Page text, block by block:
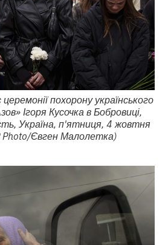
похорону українського
Ігоря Кусочка в Бобровиці,
Україна, п'ятниця, 4 жовтня
Photo/Євген Малолетка)